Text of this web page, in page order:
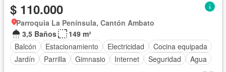
$ 110.000
Parroquia La Península, Cantón Ambato
3,5 Baños
149 m²
Balcón
Estacionamiento Electricidad
Cocina equipada
Jardín
Parrilla Gimnasio Internet Seguridad Agua